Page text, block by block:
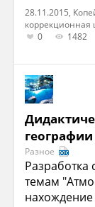
28.11.2015,
коррекционная
0
1482
географии
Разное
темам
нахождение